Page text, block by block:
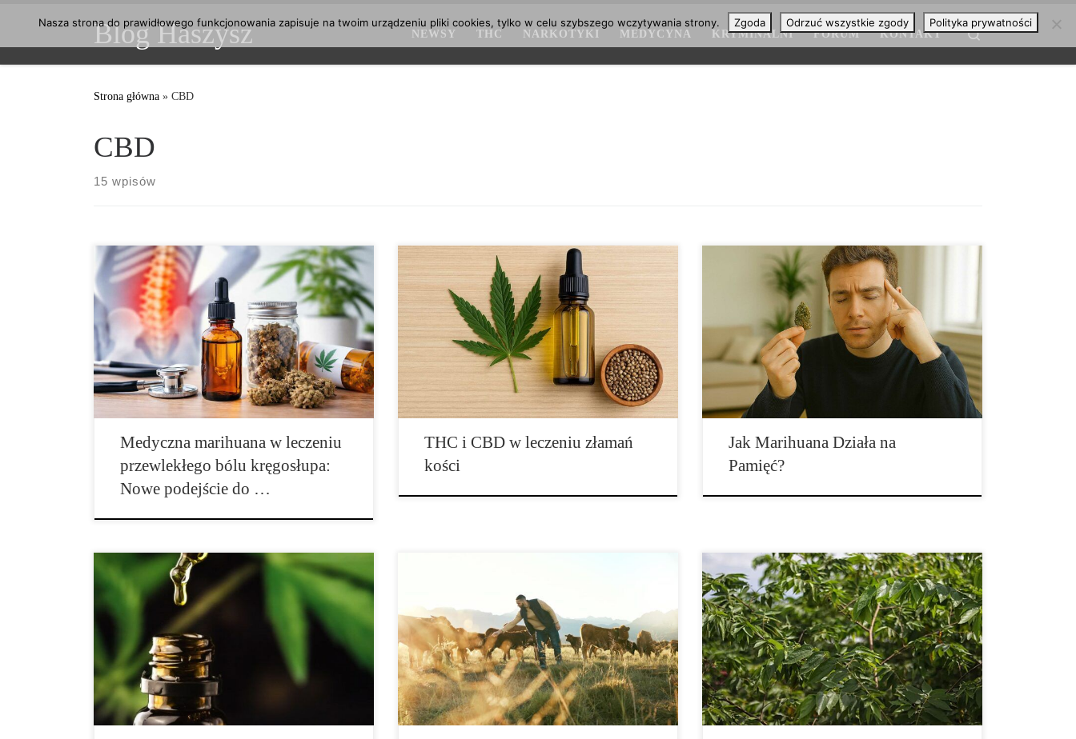
Przejdź do treściBlog Haszysz NEWSY THC NARKOTYKI MEDYCYNA KRYMINALNI FORUM KONTAKT Search
Strona główna » CBD
CBD
15 wpisów
Czym jest przewlekły ból kręgosłupa? Przewlekły ból
kręgosłupa to stan, w którym ból utrzymuje się przez
dłuższy czas, często powyżej sześciu tygodni. Może
dotyczyć różnych części kręgosłupa, w tym odcinka
szyjnego, piersiowego i lędźwiowego. Częstymi
przyczynami przewlekłych dolegliwości są napięcia
mięśniowe, przepuklina dysku, zmiany
zwyrodnieniowe kręgosłupa oraz stres. Ból ten […]
Medyczna marihuana w leczeniu
przewlekłego bólu kręgosłupa:
Nowe podejście do …
Izraelscy badacze od lat należą do światowej czołówki,
jeśli chodzi o badania nad medycznymi
właściwościami marihuany. Najnowsze odkrycia
naukowców z Uniwersytetu Hebrajskiego w
Jerozolimie oraz Uniwersytetu w Tel Awiwie
wskazują, że dwa główne związki występujące w
konopiach – THC (tetrahydrokannabinol) i CBD
(kannabidiol) – mogą odgrywać istotną rolę w procesie
THC i CBD w leczeniu złamań
kości
Kannabinoidy z konopi wpływają na mózg na różne
sposoby. Najbardziej odczuwalne są zmiany w pamięci
roboczej i uczeniu się nowych informacji—i to
głównie za sprawą THC. Dobra wiadomość: u osób
dorosłych, przy okazjonalnym użyciu, są to efekty
przemijające i ustępują, gdy działanie THC mija. Co
dokładnie robi THC pamięci? Kodowanie […]
Jak Marihuana Działa na
Pamięć?
Kannabinoid o nazwie kannabidiol – w skrócie CBD –
jest ważną częścią badań nad konopiami indyjskimi,
również w odniesieniu do poważnych chorób. W
Stanach Zjednoczonych i Ameryce Południowej
dopiero co odkryto pozytywny wpływ marihuany na
dzieci z zespołem Draveta, czyli padaczką prowadzącą
do zbyt silnych i częstych napadów padaczkowych. W
[…]
niezdrowego jedzenia, ponieważ smakuje im lepiej.
Dzikie zwierzęta naturalnie poszukują składników
odżywczych, których potrzebują. Tylko wtedy, gdy
wyczerpią się zwykłe źródła pożywienia, starają się
przystosować i odżywiać się rzeczami, których nie
mają w swoim naturalnym planie żywieniowym.
Inaczej jest ze zwierzętami udomowionymi, które […]
Istnieje wiele kannabinoidów, ale te szczególnie znane
to odurzający Delta-8-tetrahydrokanabinol, czyli THC
i nieodurzający, ale z działaniem przeciwzapalnym
kannabidiol, czyli CBD. To właśnie CBD w ostatnich
latach zyskało dobrą reputację wśród społeczeństwa,
ponieważ jest obecnie stosowane w wielu różnych
produktach i przyczynia się do poprawy codziennego
życia wielu ludzi na […]
Nasza strona do prawidłowego funkcjonowania zapisuje na twoim urządzeniu pliki cookies, tylko w celu szybszego wczytywania strony. Zgoda Odrzuć wszystkie zgody Polityka prywatności